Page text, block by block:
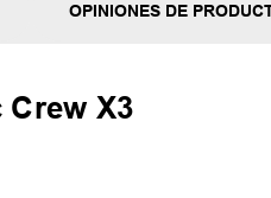
OPINIONES DE
X3